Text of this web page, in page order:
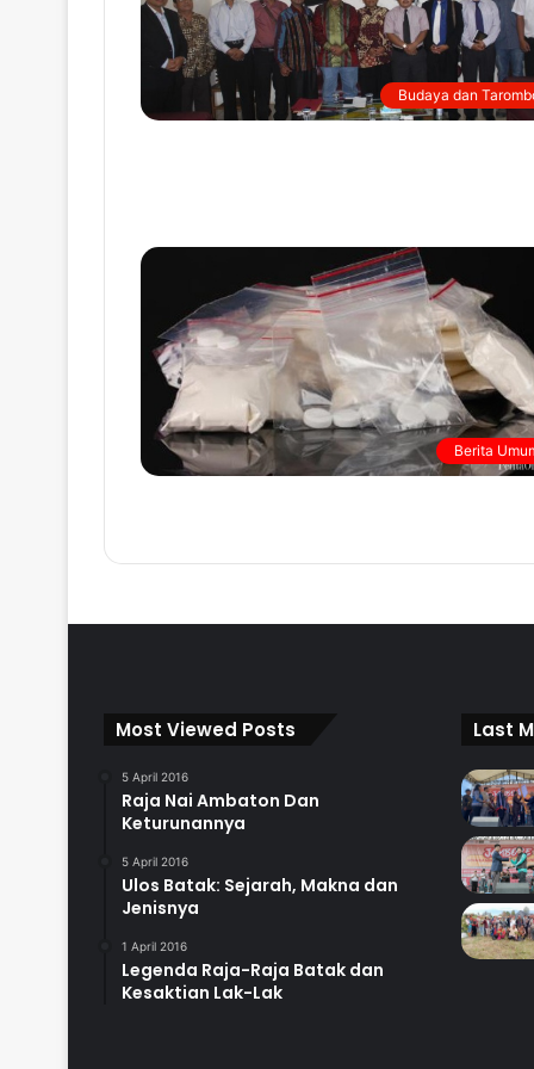
Budaya dan
Berita
Most Viewed Posts
5 April 2016
Raja Nai Ambaton Dan
Keturunannya
5 April 2016
Ulos Batak: Sejarah, Makna dan
Jenisnya
1 April 2016
Legenda Raja-Raja Batak dan
Kesaktian Lak-Lak
Last